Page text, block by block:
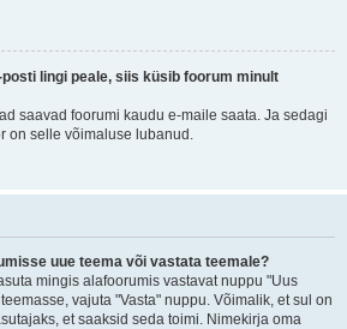
lingi peale, siis küsib foorum minult
saavad foorumi kaudu e-maile saata. Ja sedagi
on selle võimaluse lubanud.
uue teema või vastata teemale?
mingis alafoorumis vastavat nuppu "Uus
vajuta "Vasta" nuppu. Võimalik, et sul on
et saaksid seda toimi. Nimekirja oma